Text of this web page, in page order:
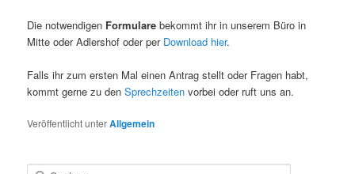
Die notwendigen Formulare bekommt ihr in unserem Büro in
Mitte oder Adlershof oder perDownload hier.
Falls ihr zum ersten Mal einen Antrag stellt oder Fragen habt,
kommt gerne zu denSprechzeiten vorbei oder ruft uns an.
Veröffentlicht unterAllgemein